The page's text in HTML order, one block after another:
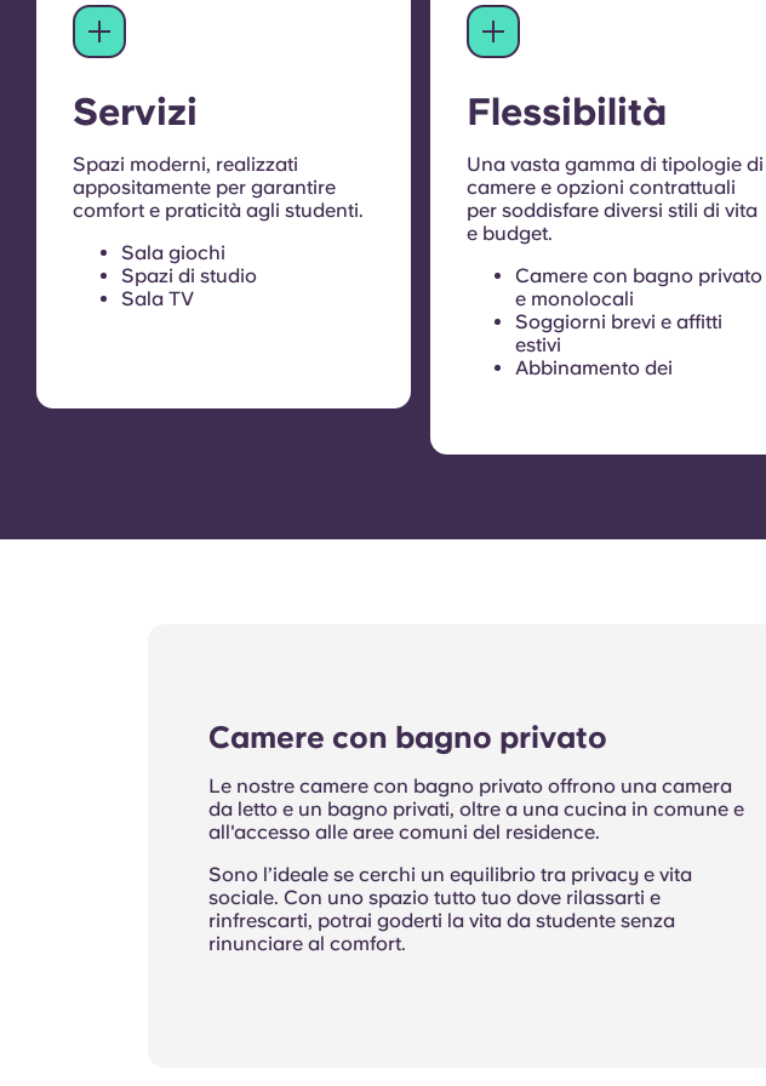
Servizi
Spazi moderni, realizzati
appositamente per garantire
comfort e praticità agli studenti.
Sala giochi
Spazi di studio
Sala TV
Flessibilità
Una vasta gamma di tipologie di
camere e opzioni contrattuali
per soddisfare diversi stili di vita
e budget.
Camere con bagno privato
e monolocali
Soggiorni brevi e affitti
estivi
Abbinamento dei
Camere con bagno privato
Le nostre camere con bagno privato offrono una camera
da letto e un bagno privati, oltre a una cucina in comune e
all'accesso alle aree comuni del residence.
Sono l’ideale se cerchi un equilibrio tra privacy e vita
sociale. Con uno spazio tutto tuo dove rilassarti e
rinfrescarti, potrai goderti la vita da studente senza
rinunciare al comfort.